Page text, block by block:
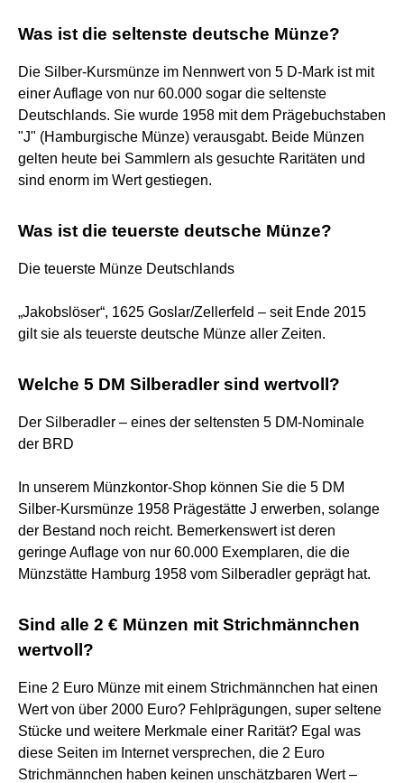
Was ist die seltenste deutsche Münze?
Die Silber-Kursmünze im Nennwert von 5 D-Mark ist mit
einer Auflage von nur 60.000 sogar die seltenste
Deutschlands. Sie wurde 1958 mit dem Prägebuchstaben
"J" (Hamburgische Münze) verausgabt. Beide Münzen
gelten heute bei Sammlern als gesuchte Raritäten und
sind enorm im Wert gestiegen.
Was ist die teuerste deutsche Münze?
Die teuerste Münze Deutschlands
„Jakobslöser“, 1625 Goslar/Zellerfeld – seit Ende 2015
gilt sie als teuerste deutsche Münze aller Zeiten.
Welche 5 DM Silberadler sind wertvoll?
Der Silberadler – eines der seltensten 5 DM-Nominale
der BRD
In unserem Münzkontor-Shop können Sie die 5 DM
Silber-Kursmünze 1958 Prägestätte J erwerben, solange
der Bestand noch reicht. Bemerkenswert ist deren
geringe Auflage von nur 60.000 Exemplaren, die die
Münzstätte Hamburg 1958 vom Silberadler geprägt hat.
Sind alle 2 € Münzen mit Strichmännchen
wertvoll?
Eine 2 Euro Münze mit einem Strichmännchen hat einen
Wert von über 2000 Euro? Fehlprägungen, super seltene
Stücke und weitere Merkmale einer Rarität? Egal was
diese Seiten im Internet versprechen, die 2 Euro
Strichmännchen haben keinen unschätzbaren Wert –